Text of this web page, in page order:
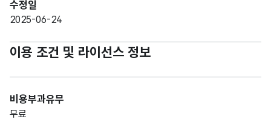
수정일
2025-06-24
이용 조건 및 라이선스 정보
비용부과유무
무료